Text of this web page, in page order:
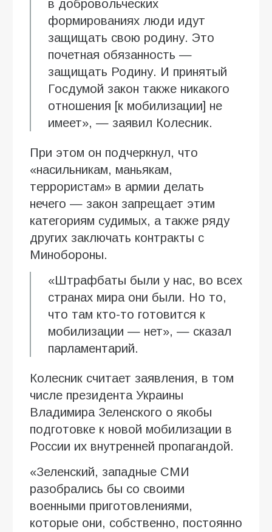
в добровольческих
формированиях люди идут
защищать свою родину. Это
почетная обязанность —
защищать Родину. И принятый
Госдумой закон также никакого
отношения [к мобилизации] не
имеет», — заявил Колесник.
При этом он подчеркнул, что
«насильникам, маньякам,
террористам» в армии делать
нечего — закон запрещает этим
категориям судимых, а также ряду
других заключать контракты с
Минобороны.
«Штрафбаты были у нас, во всех
странах мира они были. Но то,
что там кто-то готовится к
мобилизации — нет», — сказал
парламентарий.
Колесник считает заявления, в том
числе президента Украины
Владимира Зеленского о якобы
подготовке к новой мобилизации в
России их внутренней пропагандой.
«Зеленский, западные СМИ
разобрались бы со своими
военными приготовлениями,
которые они, собственно, постоянно